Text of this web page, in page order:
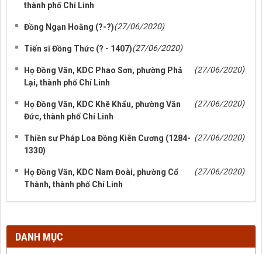
thành phố Chí Linh
Đồng Ngạn Hoằng (?-?)(27/06/2020)
Tiến sĩ Đồng Thức (? - 1407)(27/06/2020)
Họ Đồng Văn, KDC Phao Sơn, phường Phả
Lại, thành phố Chí Linh
(27/06/2020)
Họ Đồng Văn, KDC Khê Khẩu, phường Văn
Đức, thành phố Chí Linh
(27/06/2020)
Thiền sư Pháp Loa Đồng Kiên Cương (1284-
1330)
(27/06/2020)
Họ Đồng Văn, KDC Nam Đoài, phường Cổ
Thành, thành phố Chí Linh
(27/06/2020)
DANH MỤC